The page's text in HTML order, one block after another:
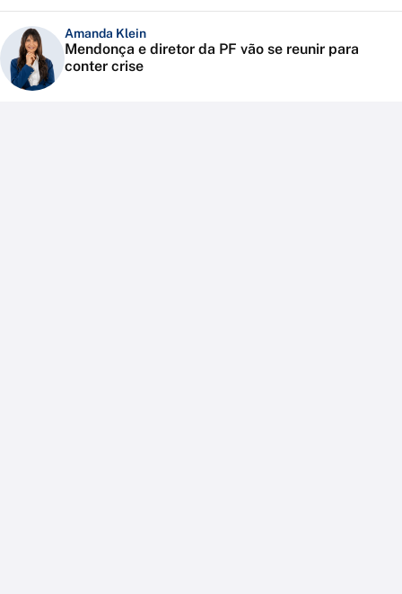
Amanda Klein
Mendonça e diretor da PF vão se reunir para
conter crise